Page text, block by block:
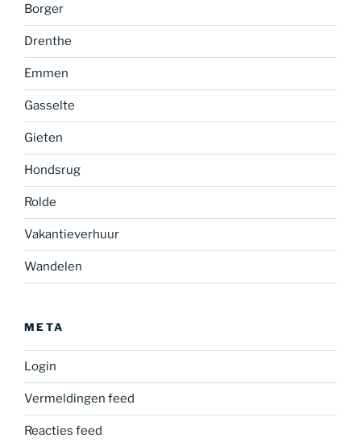
Borger
Drenthe
Emmen
Gasselte
Gieten
Hondsrug
Rolde
Vakantieverhuur
Wandelen
META
Login
Vermeldingen feed
Reacties feed